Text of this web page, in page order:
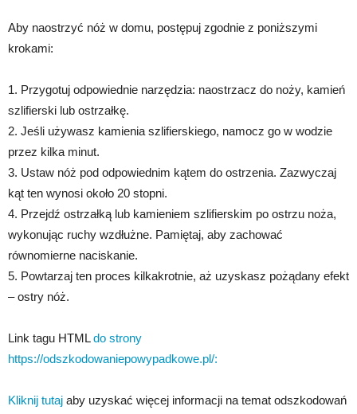
Aby naostrzyć nóż w domu, postępuj zgodnie z poniższymi
krokami:
1. Przygotuj odpowiednie narzędzia: naostrzacz do noży, kamień
szlifierski lub ostrzałkę.
2. Jeśli używasz kamienia szlifierskiego, namocz go w wodzie
przez kilka minut.
3. Ustaw nóż pod odpowiednim kątem do ostrzenia. Zazwyczaj
kąt ten wynosi około 20 stopni.
4. Przejdź ostrzałką lub kamieniem szlifierskim po ostrzu noża,
wykonując ruchy wzdłużne. Pamiętaj, aby zachować
równomierne naciskanie.
5. Powtarzaj ten proces kilkakrotnie, aż uzyskasz pożądany efekt
– ostry nóż.
Link tagu HTMLdo strony
https://odszkodowaniepowypadkowe.pl/:
Kliknij tutaj aby uzyskać więcej informacji na temat odszkodowań